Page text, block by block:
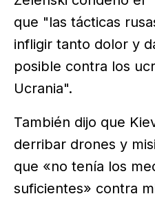
que "las tácticas
infligir tanto dolor y
posible contra los
Ucrania".
También dijo que
derribar drones y
que «no tenía los
suficientes» contra